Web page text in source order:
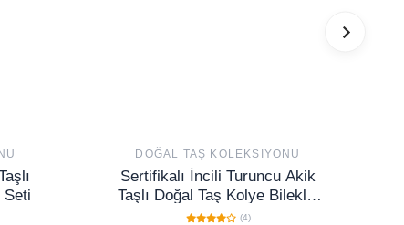
Seti
DOĞAL TAŞ KOLEKSIYONU
Sertifikalı İncili Turuncu Akik
Taşlı Doğal Taş Kolye Bileklik
Seti
(4)